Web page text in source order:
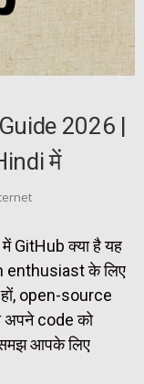
2026 |
में
क्या है यह
enthusiast के लिए
open-source
अपने code को
आपके लिए